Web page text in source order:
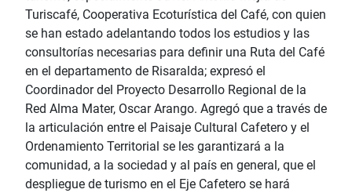
Turiscafé, Cooperativa Ecoturística del Café, con quien
se han estado adelantando todos los estudios y las
consultorías necesarias para definir una Ruta del Café
en el departamento de Risaralda; expresó el
Coordinador del Proyecto Desarrollo Regional de la
Red Alma Mater, Oscar Arango. Agregó que a través de
la articulación entre el Paisaje Cultural Cafetero y el
Ordenamiento Territorial se les garantizará a la
comunidad, a la sociedad y al país en general, que el
despliegue de turismo en el Eje Cafetero se hará